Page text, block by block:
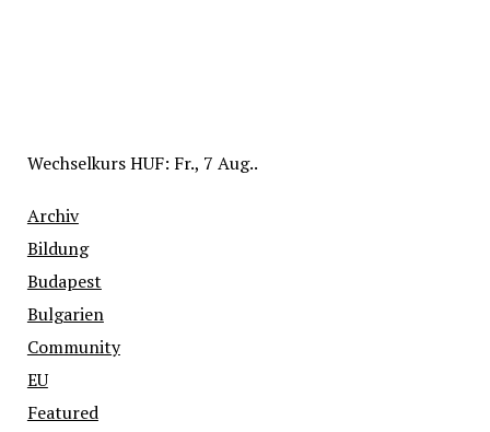
WechselkursHUF: Fr., 7 Aug..
Archiv
Bildung
Budapest
Bulgarien
Community
EU
Featured